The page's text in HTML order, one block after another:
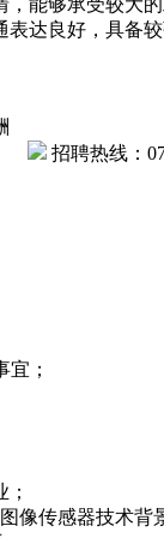
能够承受较大的
达良好，具备
招聘热线：
宜；
像传感器技术背